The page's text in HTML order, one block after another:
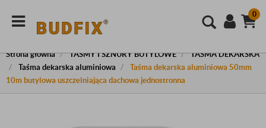
0
Strona główna TAŚMY I SZNURY BUTYLOWE
TAŚMA DEKARSKA
Taśma dekarska aluminiowa
Taśma dekarska aluminiowa 50mm
10m butylowa uszczelniająca dachowa jednostronna